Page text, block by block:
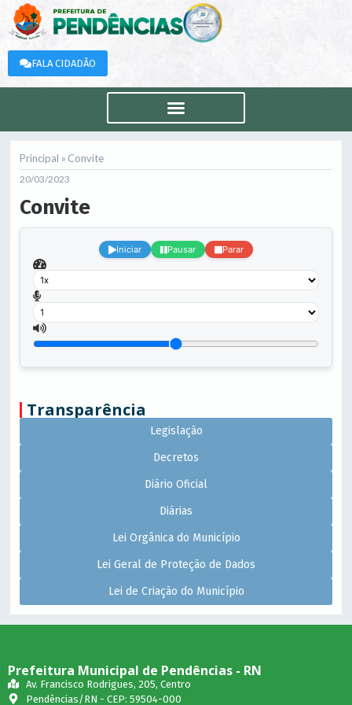
FALA CIDADÃO
Principal » Convite
20/03/2023
Convite
Iniciar Pausar Parar
Transparência
Legislação
Decretos
Diário Oficial
Diárias
Lei Orgânica do Município
Lei Geral de Proteção de Dados
Lei de Criação do Município
Prefeitura Municipal de Pendências - RN
Av. Francisco Rodrigues, 205, Centro
Pendências/RN - CEP: 59504-000